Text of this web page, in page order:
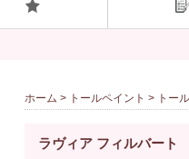
ホーム > トールペイント > トー
ラヴィア フィルバート